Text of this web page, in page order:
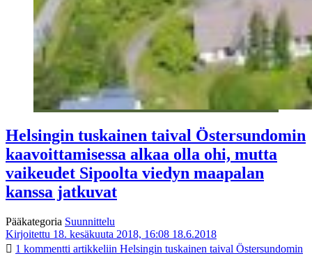
Helsingin tuskainen taival Östersundomin
kaavoittamisessa alkaa olla ohi, mutta
vaikeudet Sipoolta viedyn maapalan
kanssa jatkuvat
Pääkategoria Suunnittelu
Kirjoitettu 18. kesäkuuta 2018, 16:08 18.6.2018
1 kommentti artikkeliin Helsingin tuskainen taival Östersundomin